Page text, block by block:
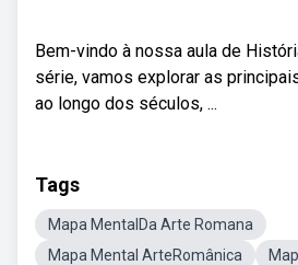
Bem-vindo à nossa aula de
série, vamos explorar as
ao longo dos séculos, ...
Tags
Mapa MentalDa Arte Romana
Mapa Mental ArteRomânica